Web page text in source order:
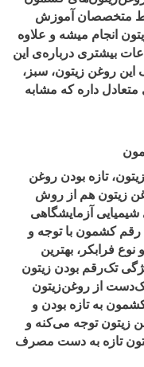
متخصصان آموزش
انجام میشه و علاوه
بیشتری دربار‌ه‌ی این
روغن زیتون، سبز،
داره که مشابه
تازه بودن روغن
زیتون هم از روش
آزمایشگاهی
کشمون با توجه و
فرابکر، بهترین
تک‌رقم بودن زیتون
از روغن‌زیتون
به تازه بودن و
زیتون توجه می‌کنه و
تازه به دست مصرف